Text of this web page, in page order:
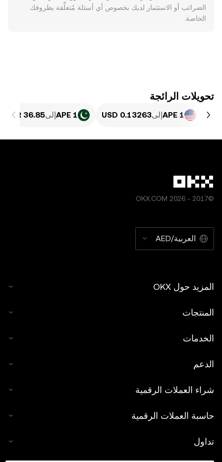
الضرائب أو الاستثمار لديك بخصوص أي أسئلة مُتعلِّقة بظروفك
الخاصة.
تحويلات الرائجة
1 APE إلى 1 APE إلى
©2017 - 2026 OKX.COM
العربية/AED
المزيد حول OKX
المنتجات
الخدمات
الدعم
شراء العملات الرقمية
حاسبة العملات الرقمية
تداول